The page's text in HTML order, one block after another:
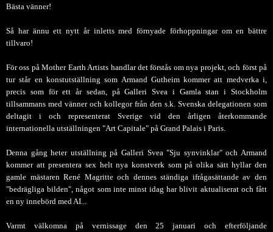
Bästa vänner!
Så har ännu ett nytt år inletts med förnyade förhoppningar om en bättre
tillvaro!
För oss på Mother Earth Artists handlar det förstås om nya projekt, och först på
tur står en konstutställning som Armand Gutheim kommer att medverka i,
precis som för ett år sedan, på Galleri Svea i Gamla stan i Stockholm
tillsammans med vänner och kollegor från den s.k. Svenska delegationen som
deltagit i och representerat Sverige vid den årligen återkommande
internationella utställningen "Art Capitale" på Grand Palais i Paris.
Denna gång heter utställning på Galleri Svea "Sju synvinklar" och Armand
kommer att presentera sex helt nya konstverk som på olika sätt hyllar den
gamle mästaren René Magritte och dennes ständiga ifrågasättande av den
"bedrägliga bilden", något som inte minst idag har blivit aktualiserat och fått
en ny innebörd med AI...
Varmt välkomna på vernissage den 25 januari och efterföljande